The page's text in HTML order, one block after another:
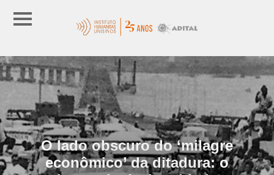
O lado obscuro do ‘milagre
econômico’ da ditadura: o